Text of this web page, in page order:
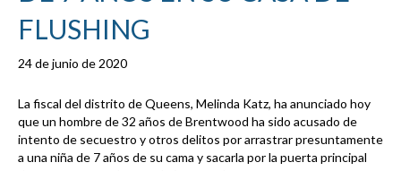
FLUSHING
24 de junio de 2020
La fiscal del distrito de Queens, Melinda Katz, ha anunciado hoy
que un hombre de 32 años de Brentwood ha sido acusado de
intento de secuestro y otros delitos por arrastrar presuntamente
a una niña de 7 años de su cama y sacarla por la puerta principal